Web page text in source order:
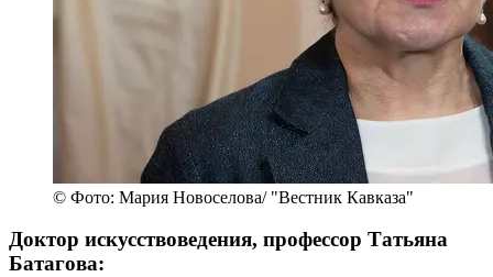
© Фото: Мария Новоселова/ "Вестник Кавказа"
Доктор искусствоведения, профессор Татьяна
Батагова: